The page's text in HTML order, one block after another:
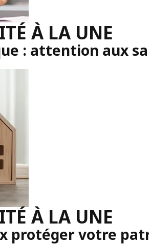
À LA UNE
: attention aux
À LA UNE
protéger votre